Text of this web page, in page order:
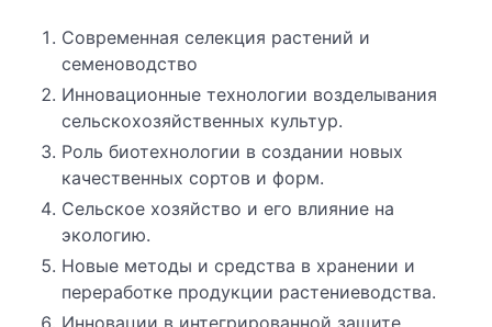
Современная селекция растений и
семеноводство
Инновационные технологии возделывания
сельскохозяйственных культур.
Роль биотехнологии в создании новых
качественных сортов и форм.
Сельское хозяйство и его влияние на
экологию.
Новые методы и средства в хранении и
переработке продукции растениеводства.
Инновации в интегрированной защите